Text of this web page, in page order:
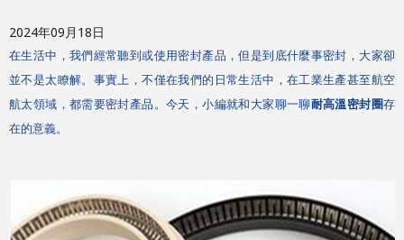
2024年09月18日
在生活中，我們經常聽到或使用密封產品，但是到底什麼事密封，大家卻
並不是太瞭解。事實上，不僅在我們的日常生活中，在工業生產甚至航空
航太領域，都需要密封產品。今天，小編就和大家聊一聊耐高溫密封圈存
在的意義。